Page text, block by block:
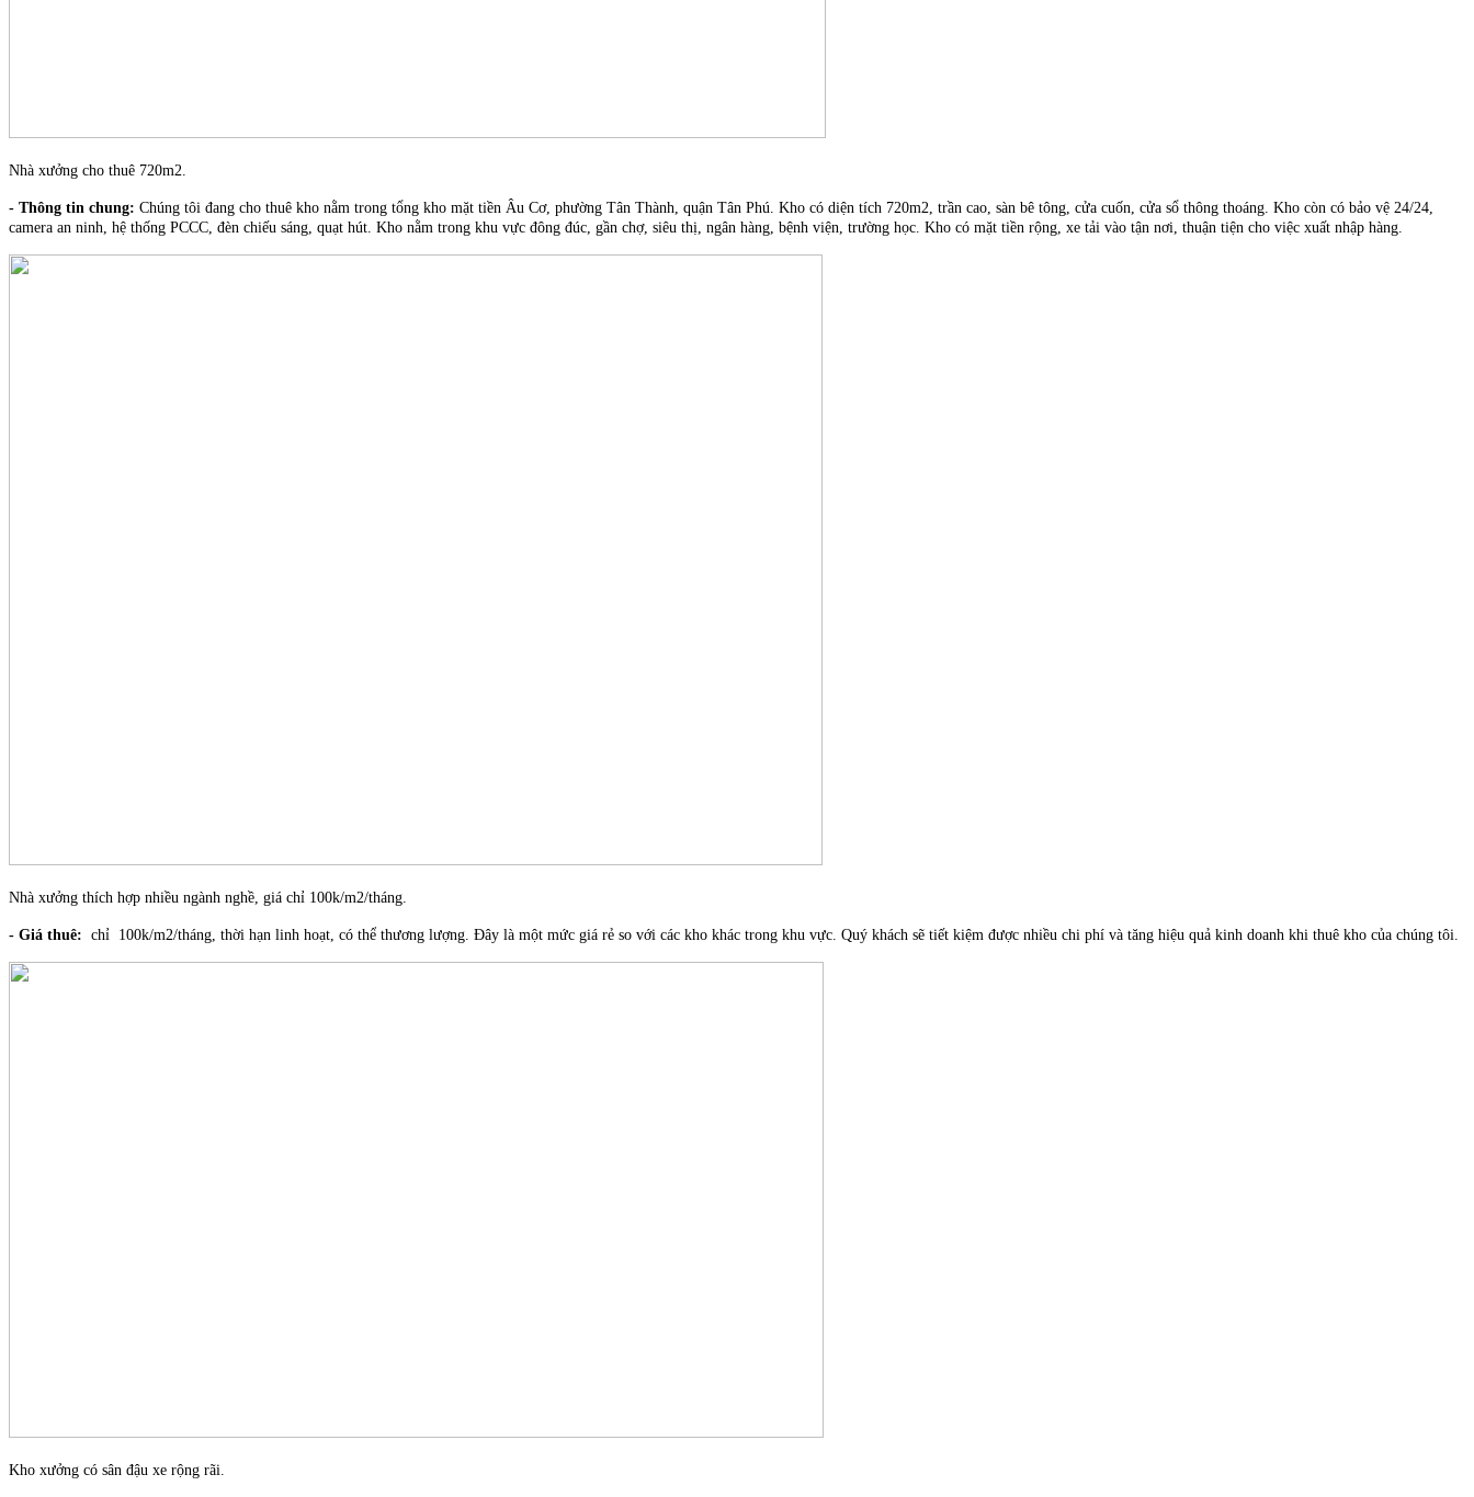
Nhà xưởng cho thuê 720m2.
- Thông tin chung: Chúng tôi đang cho thuê kho nằm trong tổng kho mặt tiền Âu Cơ, phường Tân Thành, quận Tân Phú. Kho có diện tích 720m2, trần cao, sàn bê tông, cửa cuốn, cửa sổ thông thoáng. Kho còn có bảo vệ 24/24,
camera an ninh, hệ thống PCCC, đèn chiếu sáng, quạt hút. Kho nằm trong khu vực đông đúc, gần chợ, siêu thị, ngân hàng, bệnh viện, trường học. Kho có mặt tiền rộng, xe tải vào tận nơi, thuận tiện cho việc xuất nhập hàng.
Nhà xưởng thích hợp nhiều ngành nghề, giá chỉ 100k/m2/tháng.
- Giá thuê: chỉ 100k/m2/tháng, thời hạn linh hoạt, có thể thương lượng. Đây là một mức giá rẻ so với các kho khác trong khu vực. Quý khách sẽ tiết kiệm được nhiều chi phí và tăng hiệu quả kinh doanh khi thuê kho của chúng tôi.
Kho xưởng có sân đậu xe rộng rãi.